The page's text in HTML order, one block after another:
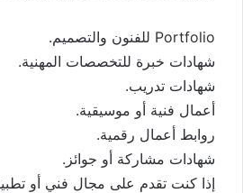
Portfolio للفنون والتصميم.
شهادات خبرة للتخصصات المهنية.
شهادات تدريب.
أعمال فنية أو موسيقية.
روابط أعمال رقمية.
شهادات مشاركة أو جوائز.
إذا كنت تقدم على مجال فني أو